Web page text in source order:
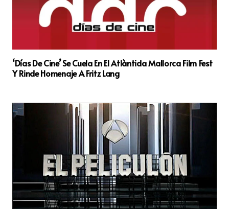
‘Días De Cine’ Se Cuela En El Atlàntida Mallorca Film Fest
Y Rinde Homenaje A Fritz Lang